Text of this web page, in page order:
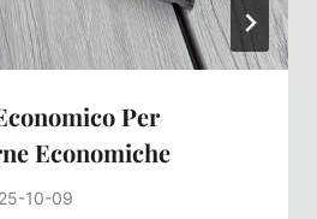
Per
Economiche
10-09